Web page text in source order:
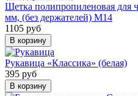
Щетка полипропиленовая для
мм, (без держателей) М14
1105 руб
В корзину
Рукавица «Классика» (белая)
395 руб
В корзину